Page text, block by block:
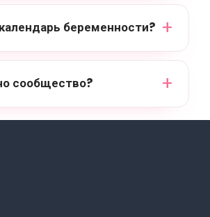
беременности?
сообщество?